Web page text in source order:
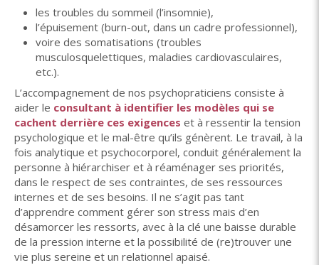
les troubles du sommeil (l’insomnie),
l’épuisement (burn-out, dans un cadre professionnel),
voire des somatisations (troubles
musculosquelettiques, maladies cardiovasculaires,
etc.).
L’accompagnement de nos psychopraticiens consiste à
aider le consultant à identifier les modèles qui se
cachent derrière ces exigences et à ressentir la tension
psychologique et le mal-être qu’ils génèrent. Le travail, à la
fois analytique et psychocorporel, conduit généralement la
personne à hiérarchiser et à réaménager ses priorités,
dans le respect de ses contraintes, de ses ressources
internes et de ses besoins. Il ne s’agit pas tant
d’apprendre comment gérer son stress mais d’en
désamorcer les ressorts, avec à la clé une baisse durable
de la pression interne et la possibilité de (re)trouver une
vie plus sereine et un relationnel apaisé.